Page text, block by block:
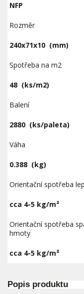
NFP
Rozměr
240x71x10 (mm)
Spotřeba na m2
48 (ks/m2)
Balení
2880 (ks/paleta)
Váha
0.388 (kg)
Orientační spotřeba
cca 4-5 kg/m²
Orientační spotřeba
hmoty
cca 4-5 kg/m²
Popis produktu